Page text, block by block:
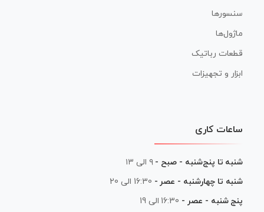
سنسورها
ماژول‌ها
قطعات رباتیک
ابزار و تجهیزات
ساعات کاری
شنبه تا پنج‌شنبه - صبح - ۹ الی ۱۳
شنبه تا چهارشنبه - عصر - 16:30 الی 20
پنج شنبه - عصر - 16:30 الی 19